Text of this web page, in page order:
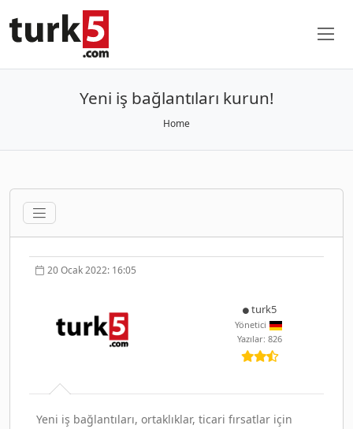
Yeni iş bağlantıları kurun!
Home
20 Ocak 2022: 16:05
turk5
Yönetici
Yazılar: 826
Yeni iş bağlantıları, ortaklıklar, ticari fırsatlar için